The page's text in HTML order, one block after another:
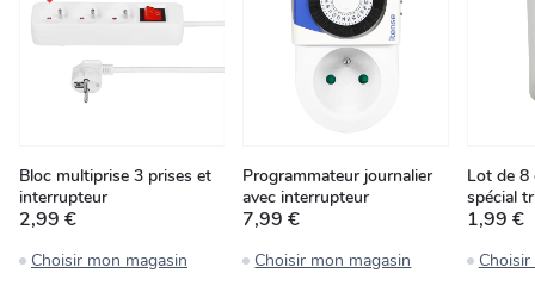
Bloc multiprise 3 prises et
interrupteur
2,99 €
Choisir mon magasin
Programmateur journalier
avec interrupteur
7,99 €
Choisir mon magasin
Lot de 8
spécial
1,99 €